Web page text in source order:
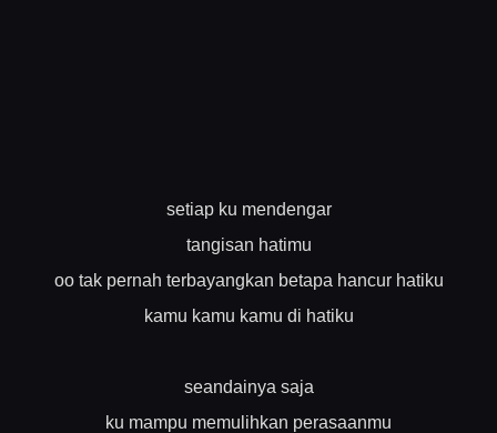
setiap ku mendengar
tangisan hatimu
oo tak pernah terbayangkan betapa hancur hatiku
kamu kamu kamu di hatiku
seandainya saja
ku mampu memulihkan perasaanmu